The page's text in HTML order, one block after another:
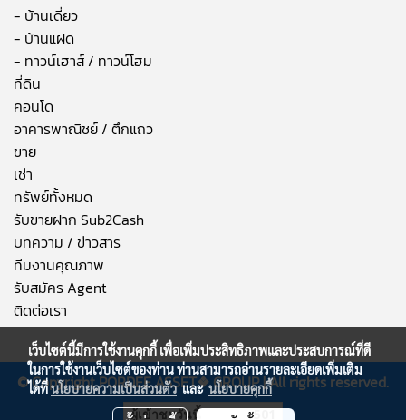
- บ้านเดี่ยว
- บ้านแฝด
- ทาวน์เฮาส์ / ทาวน์โฮม
ที่ดิน
คอนโด
อาคารพาณิชย์ / ตึกแถว
ขาย
เช่า
ทรัพย์ทั้งหมด
รับขายฝาก Sub2Cash
บทความ / ข่าวสาร
ทีมงานคุณภาพ
รับสมัคร Agent
ติดต่อเรา
© CopyrightPORDEE ASSET❖GROUP | All rights reserved.
ผู้เข้าชมวันนี้ 501
เว็บไซต์นี้มีการใช้งานคุกกี้ เพื่อเพิ่มประสิทธิภาพและประสบการณ์ที่ดี
ในการใช้งานเว็บไซต์ของท่าน ท่านสามารถอ่านรายละเอียดเพิ่มเติม
ได้ที่นโยบายความเป็นส่วนตัวและนโยบายคุกกี้